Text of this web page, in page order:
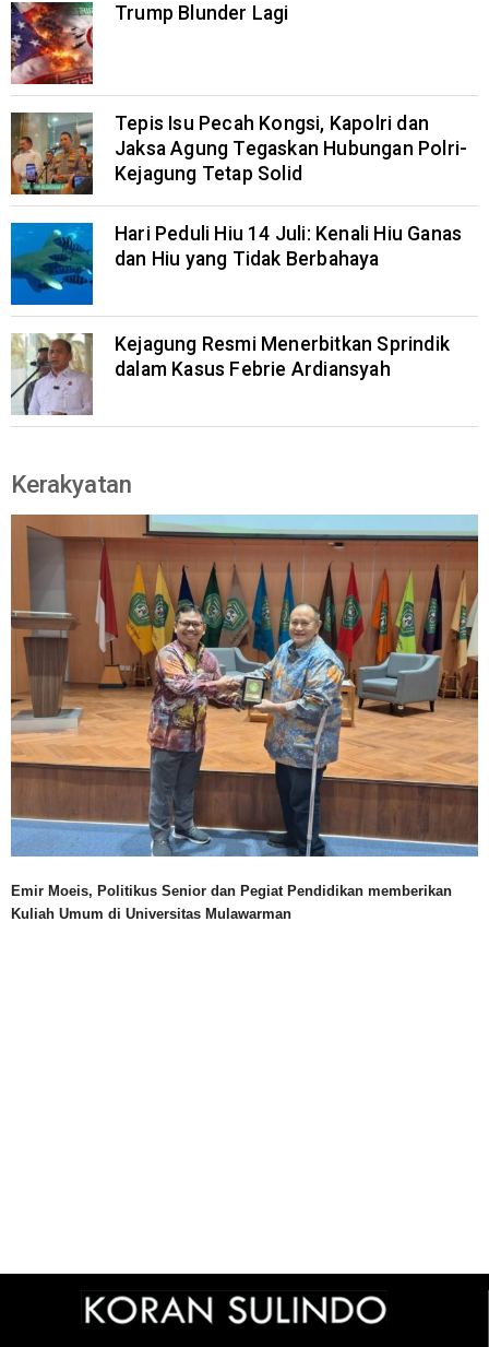
Trump Blunder Lagi
Tepis Isu Pecah Kongsi, Kapolri dan
Jaksa Agung Tegaskan Hubungan Polri-
Kejagung Tetap Solid
Hari Peduli Hiu 14 Juli: Kenali Hiu Ganas
dan Hiu yang Tidak Berbahaya
Kejagung Resmi Menerbitkan Sprindik
dalam Kasus Febrie Ardiansyah
Kerakyatan
Emir Moeis, Politikus Senior dan Pegiat Pendidikan memberikan
Kuliah Umum di Universitas Mulawarman